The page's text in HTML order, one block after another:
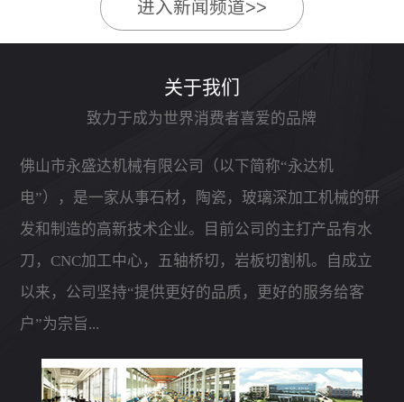
进入新闻频道>>
关于我们
致力于成为世界消费者喜爱的品牌
佛山市永盛达机械有限公司（以下简称“永达机
电”），是一家从事石材，陶瓷，玻璃深加工机械的研
发和制造的高新技术企业。目前公司的主打产品有水
刀，CNC加工中心，五轴桥切，岩板切割机。自成立
以来，公司坚持“提供更好的品质，更好的服务给客
户”为宗旨...